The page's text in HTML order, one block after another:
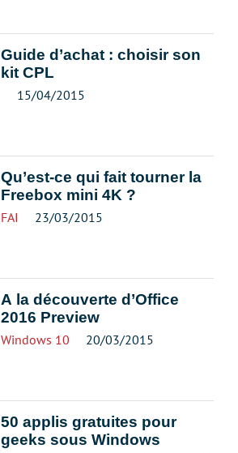
Guide d’achat : choisir son
kit CPL
15/04/2015
Qu’est-ce qui fait tourner la
Freebox mini 4K ?
FAI 23/03/2015
A la découverte d’Office
2016 Preview
Windows 10 20/03/2015
50 applis gratuites pour
geeks sous Windows